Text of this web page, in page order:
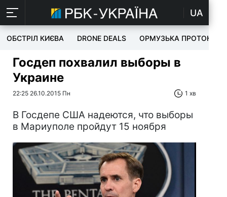
UA
ОБСТРІЛ КИЄВА DRONE DEALS ОРМУЗЬКА ПРОТОКА
Госдеп похвалил выборы в
Украине
22:25 26.10.2015 Пн 1 хв
В Госдепе США надеются, что выборы
в Мариуполе пройдут 15 ноября